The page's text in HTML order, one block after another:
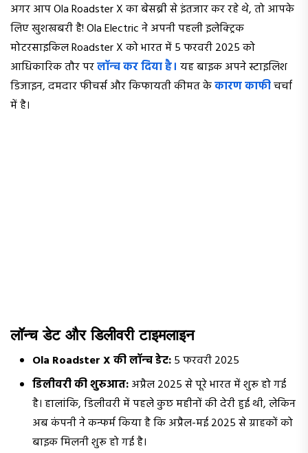
अगर आप Ola Roadster X का बेसब्री से इंतजार कर रहे थे, तो आपके
लिए खुशखबरी है! Ola Electric ने अपनी पहली इलेक्ट्रिक
मोटरसाइकिल Roadster X को भारत में 5 फरवरी 2025 को
आधिकारिक तौर परलॉन्च कर दिया है। यह बाइक अपने स्टाइलिश
डिजाइन, दमदार फीचर्स और किफायती कीमत केकारण काफीचर्चा
में है।
लॉन्च डेट और डिलीवरी टाइमलाइन
Ola Roadster X की लॉन्च डेट:5 फरवरी 2025
डिलीवरी की शुरुआत:अप्रैल 2025 से पूरे भारत में शुरू हो गई
है। हालांकि, डिलीवरी में पहले कुछ महीनों की देरी हुई थी, लेकिन
अब कंपनी ने कन्फर्म किया है कि अप्रैल-मई 2025 से ग्राहकों को
बाइक मिलनी शुरू हो गई है।